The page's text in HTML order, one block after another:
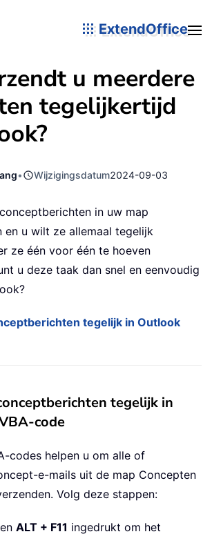
ExtendOffice
u meerdere
tegelijkertijd
• Wijzigingsdatum2024-09-03
in uw map
en u wilt ze allemaal tegelijk
ze één voor één te hoeven
u deze taak dan snel en eenvoudig
tegelijk in Outlook
tegelijk in
code
codes helpen u om alle of
e-mails uit de map Concepten
Volg deze stappen:
ALT + F11 ingedrukt om het